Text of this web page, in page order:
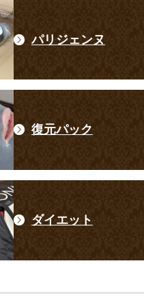
パリジェンヌ
復元パック
ダイエット